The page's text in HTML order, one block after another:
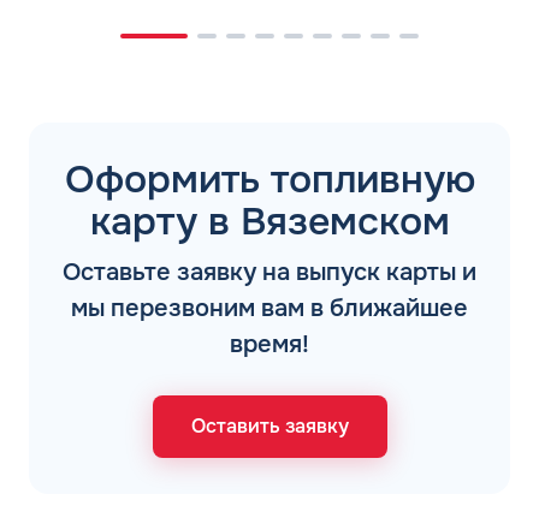
Оформить топливную
карту в Вяземском
Оставьте заявку на выпуск карты и
мы перезвоним вам в ближайшее
время!
Оставить заявку